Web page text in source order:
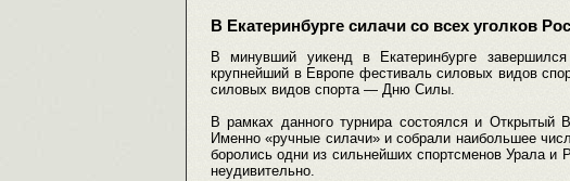
В Екатеринбурге силачи со всех уголков
В минувший уикенд в Екатеринбурге
крупнейший в Европе фестиваль силовых видов
силовых видов спорта — Дню Силы.
В рамках данного турнира состоялся и Открытый
Именно «ручные силачи» и собрали наибольшее
боролись одни из сильнейших спортсменов Урала и
неудивительно.